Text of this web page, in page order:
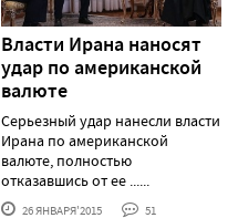
Власти Ирана наносят
удар по американской
валюте
Серьезный удар нанесли власти
Ирана по американской
валюте, полностью
отказавшись от ее ......
26 ЯНВАРЯ'2015 51